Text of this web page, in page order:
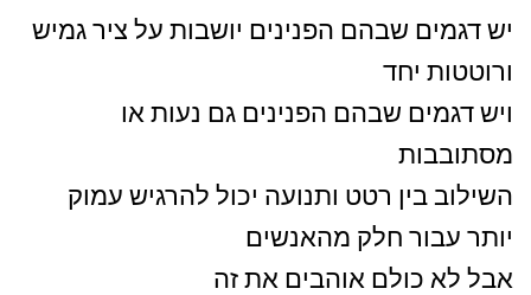
יש דגמים שבהם הפנינים יושבות על ציר גמיש
ורוטטות יחד
ויש דגמים שבהם הפנינים גם נעות או
מסתובבות
השילוב בין רטט ותנועה יכול להרגיש עמוק
יותר עבור חלק מהאנשים
אבל לא כולם אוהבים את זה